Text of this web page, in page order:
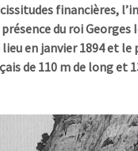
financières,
du roi Georges
en janvier 1894et le
de 110 m de long et